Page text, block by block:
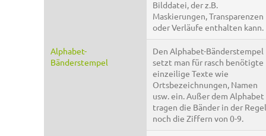
Bilddatei, der z.B.
Maskierungen, Transparenzen
oder Verläufe enthalten kann.
Alphabet-
Bänderstempel
Den Alphabet-Bänderstempel
setzt man für rasch benötigte
einzeilige Texte wie
Ortsbezeichnungen, Namen
usw. ein. Außer dem Alphabet
tragen die Bänder in der Regel
noch die Ziffern von 0-9.